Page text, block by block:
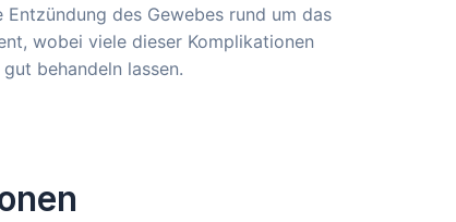
des Gewebes rund um das
wobei viele dieser Komplikationen
behandeln lassen.